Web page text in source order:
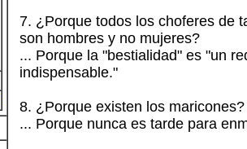
7. ¿Porque todos los choferes de
son hombres y no mujeres?
... Porque la "bestialidad" es "un
indispensable."
8. ¿Porque existen los maricones?
... Porque nunca es tarde para